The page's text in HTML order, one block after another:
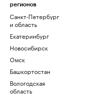
регионов
Санкт-Петербург
и область
Екатеринбург
Новосибирск
Омск
Башкортостан
Вологодская
область